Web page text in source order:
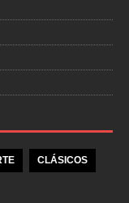
CLÁSICOS